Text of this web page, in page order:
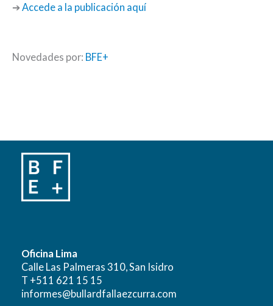
➔ Accede a la publicación aquí
Novedades por: BFE+
Oficina Lima
Calle Las Palmeras 310, San Isidro
T +511 621 15 15
informes@bullardfallaezcurra.com